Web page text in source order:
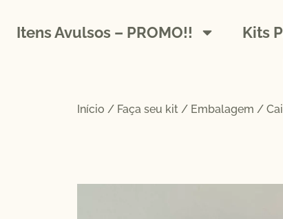
Itens Avulsos – PROMO!! Kits
Início / Faça seu kit / Embalagem /